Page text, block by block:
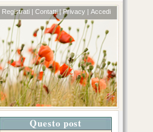
Registrati | Contatti | Privacy | Accedi
Questo post